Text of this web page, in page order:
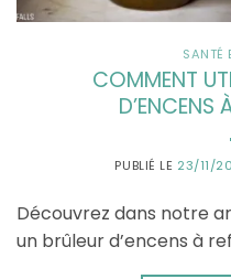
SANTÉ
COMMENT
D’ENCENS
PUBLIÉ LE 23/11/
Découvrez dans notre
un brûleur d’encens à